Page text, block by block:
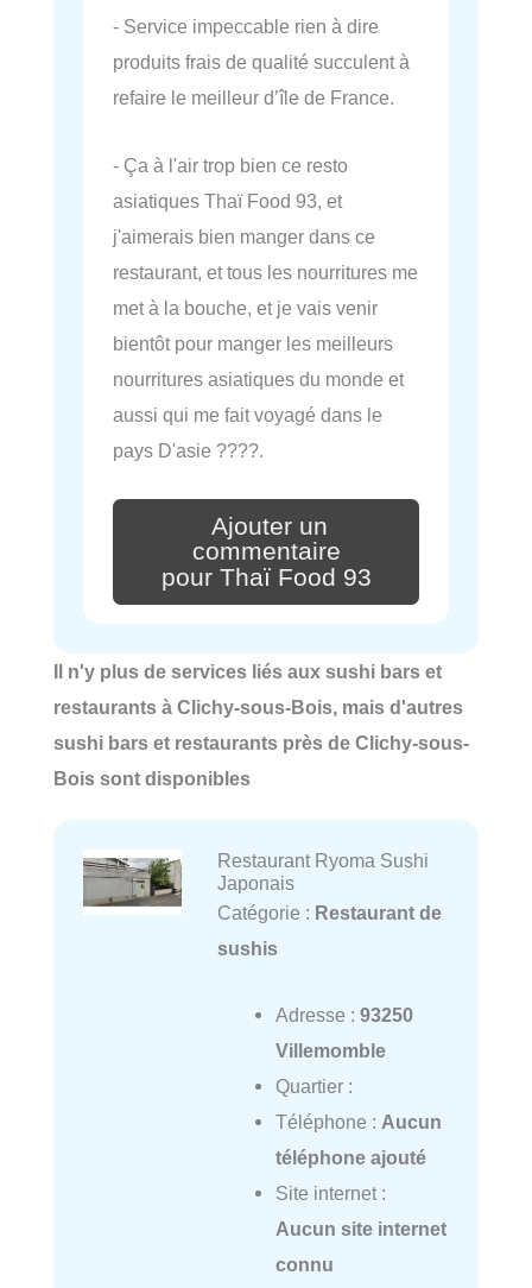
- Service impeccable rien à dire
produits frais de qualité succulent à
refaire le meilleur d’île de France.
- Ça à l'air trop bien ce resto
asiatiques Thaï Food 93, et
j'aimerais bien manger dans ce
restaurant, et tous les nourritures me
met à la bouche, et je vais venir
bientôt pour manger les meilleurs
nourritures asiatiques du monde et
aussi qui me fait voyagé dans le
pays D'asie ????.
Ajouter un
commentaire
pour Thaï Food 93
Il n'y plus de services liés aux sushi bars et
restaurants à Clichy-sous-Bois, mais d'autres
sushi bars et restaurants près de Clichy-sous-
Bois sont disponibles
Restaurant Ryoma Sushi
Japonais
Catégorie : Restaurant de
sushis
Adresse : 93250
Villemomble
Quartier :
Téléphone : Aucun
téléphone ajouté
Site internet :
Aucun site internet
connu